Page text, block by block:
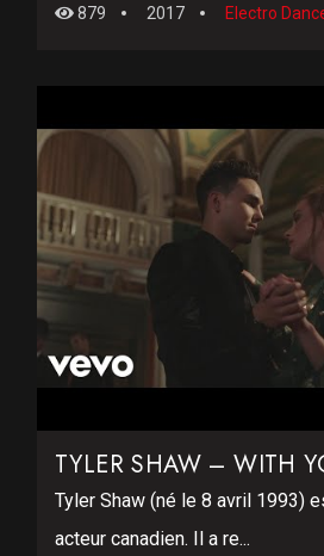
879 2017 Electro
TYLER SHAW – WITH
Tyler Shaw (né le 8 avril 1993)
acteur canadien. Il a re...